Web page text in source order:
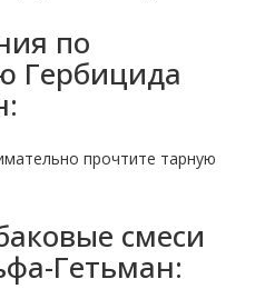
по
Гербицида
прочтите тарную
смеси
Гетьман: